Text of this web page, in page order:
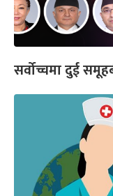
सर्वोच्चमा दुई